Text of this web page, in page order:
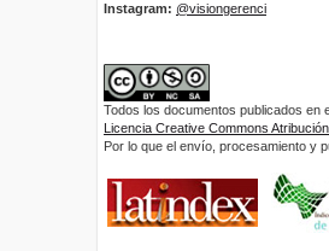
Instagram: @visiongerenci
Todos los documentos publicados en
Licencia Creative Commons
Por lo que el envío, procesamiento y